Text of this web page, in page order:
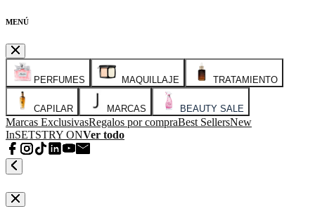
MENÚ
PERFUMES MAQUILLAJE TRATAMIENTO
CAPILAR MARCAS BEAUTY SALE
Marcas ExclusivasRegalos por compraBest SellersNew
InSETSTRY ONVer todo